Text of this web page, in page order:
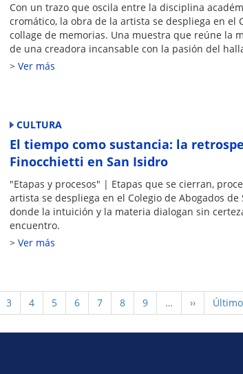
Con un trazo que oscila entre la disciplina
cromático, la obra de la artista se despliega en el
collage de memorias. Una muestra que reúne la
de una creadora incansable con la pasión del
Ver más
CULTURA
El tiempo como sustancia: la
Finocchietti en San Isidro
"Etapas y procesos" | Etapas que se cierran,
artista se despliega en el Colegio de Abogados
donde la intuición y la materia dialogan sin
encuentro.
Ver más
Page
3 Page
4 Page
5 Page
6 Page
7 Page
8 Page
9 …
Siguiente
página
››
Última